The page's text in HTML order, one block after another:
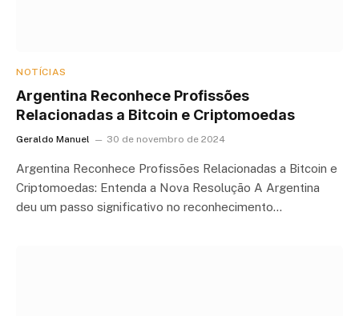
NOTÍCIAS
Argentina Reconhece Profissões
Relacionadas a Bitcoin e Criptomoedas
Geraldo Manuel 30 de novembro de 2024
Argentina Reconhece Profissões Relacionadas a Bitcoin e
Criptomoedas: Entenda a Nova Resolução A Argentina
deu um passo significativo no reconhecimento…